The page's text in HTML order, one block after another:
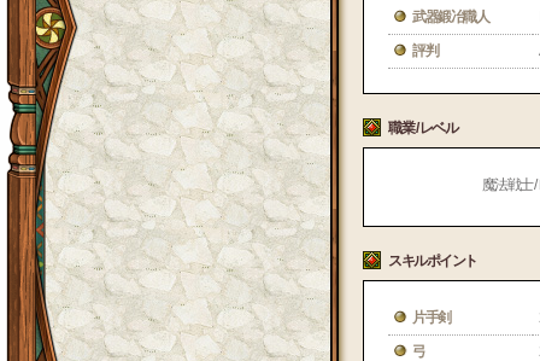
武器鍛冶職人
評判
職業 / レベル
魔法戦士 /
スキルポイント
片手剣
弓